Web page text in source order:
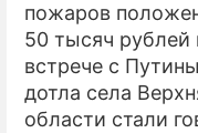
пожаров
50 тысяч
встрече с
дотла села
области стали